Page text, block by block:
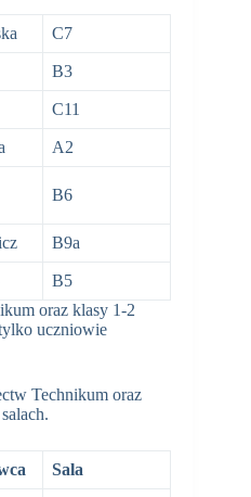
C7
B3
C11
A2
B6
B9a
B5
oraz klasy 1-2
uczniowie
Technikum oraz
Sala